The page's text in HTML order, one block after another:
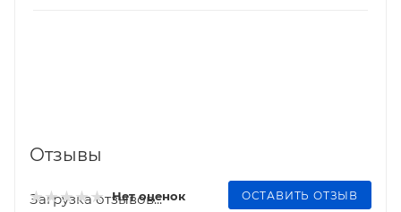
Отзывы
Нет оценок ОСТАВИТЬ ОТЗЫВ
Загрузка отзывов...